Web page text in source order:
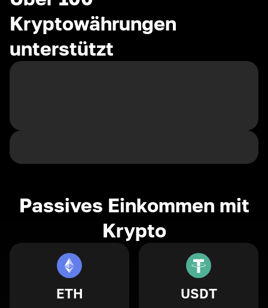
Kryptowährungen
unterstützt
Passives Einkommen mit
Krypto
ETH USDT